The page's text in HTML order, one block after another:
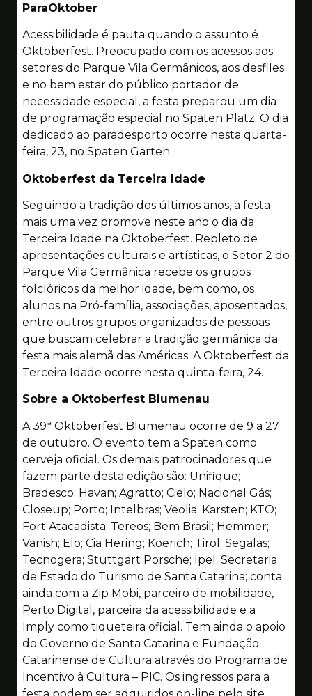
ParaOktober
Acessibilidade é pauta quando o assunto é
Oktoberfest. Preocupado com os acessos aos
setores do Parque Vila Germânicos, aos desfiles
e no bem estar do público portador de
necessidade especial, a festa preparou um dia
de programação especial no Spaten Platz. O dia
dedicado ao paradesporto ocorre nesta quarta-
feira, 23, no Spaten Garten.
Oktoberfest da Terceira Idade
Seguindo a tradição dos últimos anos, a festa
mais uma vez promove neste ano o dia da
Terceira Idade na Oktoberfest. Repleto de
apresentações culturais e artísticas, o Setor 2 do
Parque Vila Germânica recebe os grupos
folclóricos da melhor idade, bem como, os
alunos na Pró-família, associações, aposentados,
entre outros grupos organizados de pessoas
que buscam celebrar a tradição germânica da
festa mais alemã das Américas. A Oktoberfest da
Terceira Idade ocorre nesta quinta-feira, 24.
Sobre a Oktoberfest Blumenau
A 39ª Oktoberfest Blumenau ocorre de 9 a 27
de outubro. O evento tem a Spaten como
cerveja oficial. Os demais patrocinadores que
fazem parte desta edição são: Unifique;
Bradesco; Havan; Agratto; Cielo; Nacional Gás;
Closeup; Porto; Intelbras; Veolia; Karsten; KTO;
Fort Atacadista; Tereos; Bem Brasil; Hemmer;
Vanish; Elo; Cia Hering; Koerich; Tirol; Segalas;
Tecnogera; Stuttgart Porsche; Ipel; Secretaria
de Estado do Turismo de Santa Catarina; conta
ainda com a Zip Mobi, parceiro de mobilidade,
Perto Digital, parceira da acessibilidade e a
Imply como tiqueteira oficial. Tem ainda o apoio
do Governo de Santa Catarina e Fundação
Catarinense de Cultura através do Programa de
Incentivo à Cultura – PIC. Os ingressos para a